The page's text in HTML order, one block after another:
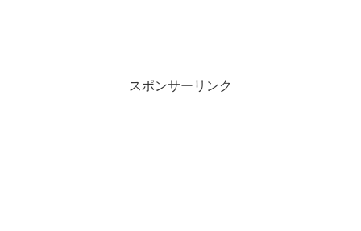
スポンサーリンク